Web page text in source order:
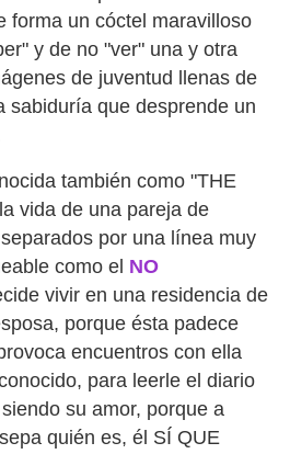
forma un cóctel maravilloso
y de no "ver" una y otra
de juventud llenas de
sabiduría que desprende un
también como "THE
vida de una pareja de
por una línea muy
como el NO
vivir en una residencia de
porque ésta padece
encuentros con ella
para leerle el diario
su amor, porque a
quién es, él SÍ QUE